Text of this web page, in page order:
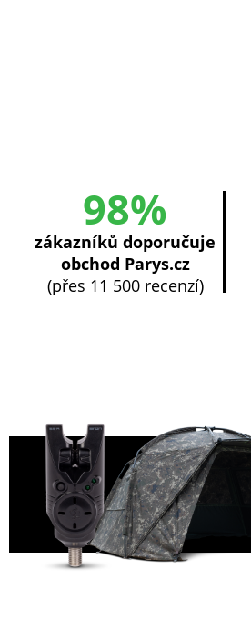
98%
zákazníků doporučuje
obchod Parys.cz
(přes 11 500 recenzí)